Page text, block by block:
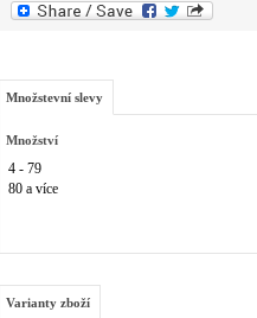
Množstevní slevy
Množství
4 - 79
80 a více
Varianty zboží